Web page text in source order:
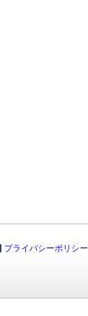
プライバシーポリシー